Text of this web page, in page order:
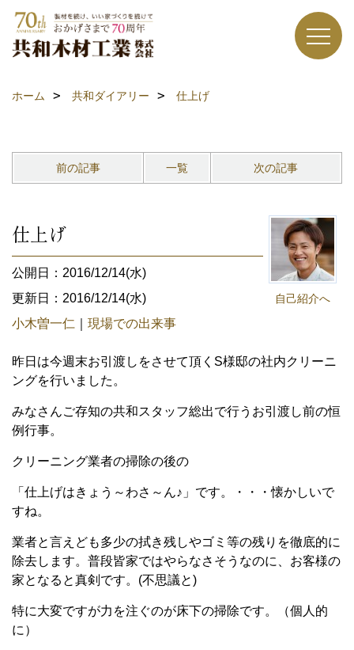
ホーム 共和ダイアリー 仕上げ
前の記事 一覧 次の記事
自己紹介へ
仕上げ
公開日：2016/12/14(水)
更新日：2016/12/14(水)
小木曽一仁
現場での出来事
昨日は今週末お引渡しをさせて頂くS様邸の社内クリーニ
ングを行いました。
みなさんご存知の共和スタッフ総出で行うお引渡し前の恒
例行事。
クリーニング業者の掃除の後の
「仕上げはきょう～わさ～ん♪」です。・・・懐かしいで
すね。
業者と言えども多少の拭き残しやゴミ等の残りを徹底的に
除去します。普段皆家ではやらなさそうなのに、お客様の
家となると真剣です。(不思議と)
特に大変ですが力を注ぐのが床下の掃除です。（個人的
に）